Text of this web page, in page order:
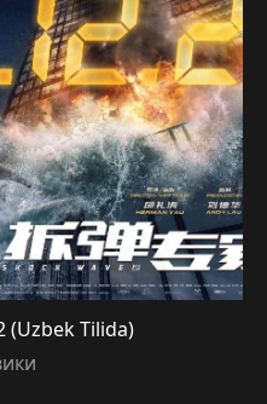
(Uzbek Tilida)